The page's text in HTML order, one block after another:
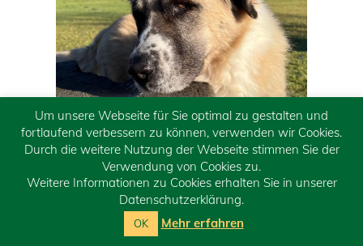
Sam störte die Knallerei auch nicht wirklich, er
freute sich über einen Spaziergang mit Karin auf
Um unsere Webseite für Sie optimal zu gestalten und
fortlaufend verbessern zu können, verwenden wir Cookies.
Durch die weitere Nutzung der Webseite stimmen Sie der
Verwendung von Cookies zu.
Weitere Informationen zu Cookies erhalten Sie in unserer
Datenschutzerklärung.
OK Mehr erfahren